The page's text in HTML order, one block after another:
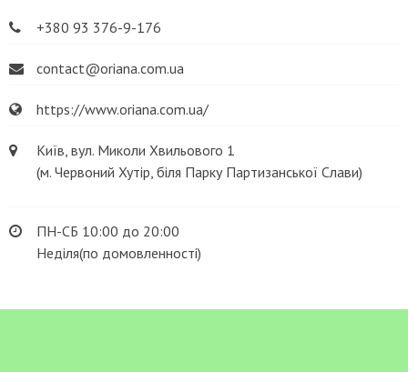
+380 93 376-9-176
contact@oriana.com.ua
https://www.oriana.com.ua/
Київ, вул. Миколи Хвильового 1
(м. Червоний Хутір, біля Парку Партизанської Слави)
ПН-СБ 10:00 до 20:00
Неділя(по домовленності)